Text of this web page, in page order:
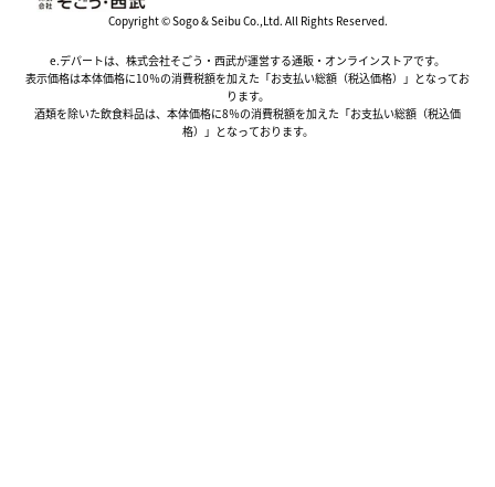
Copyright © Sogo & Seibu Co.,Ltd. All Rights Reserved.
e.デパートは、株式会社そごう・西武が運営する通販・オンラインストアです。
表示価格は本体価格に10％の消費税額を加えた「お支払い総額（税込価格）」となってお
ります。
酒類を除いた飲食料品は、本体価格に8％の消費税額を加えた「お支払い総額（税込価
格）」となっております。